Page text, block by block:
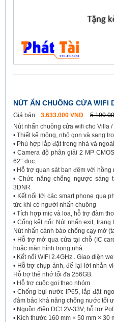
NÚT ẤN CHUÔNG CỬA WIFI
Giá bán: 3.633.000 VND
Nút nhấn chuông cửa wifi cho Villa
• Thiết kế mỏng, nhỏ gọn và sang
• Phù hợp lắp đặt trong nhà và
• Camera độ phân giải 2 MP
62° dọc.
• Hỗ trợ quan sát ban đêm với hồng
• Chức năng chống ngược sáng
3DNR
• Kết nối tới các smart phone qua
tức khi có người nhấn chuông
• Tích hợp mic và loa, hỗ trợ đàm
• Cổng kết nối: Nút nhấn exit,
Nút nhấn cảnh báo chống cạy mở
• Hỗ trợ mở qua cửa tại chỗ (IC
hoặc màn hình trong nhà.
• Kết nối WIFI 2.4GHz . Giao diện
• Hỗ trợ chụp ảnh, để lại lời nhắn
Hỗ trợ thẻ nhớ tối đa 256GB.
• Hỗ trợ cuộc gọi theo nhóm
• Chống bụi nước IP65, lắp đặt
đảm bảo khả năng chống nước tối
• Nguồn điện DC12V-33V, hỗ trợ
• Kích thước 160 mm × 50 mm × 30